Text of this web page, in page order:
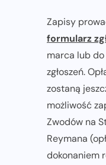
Zapisy
formularz
marca lub
zgłoszeń.
zostaną
możliwość
Zwodów na
Reymana
dokonaniem